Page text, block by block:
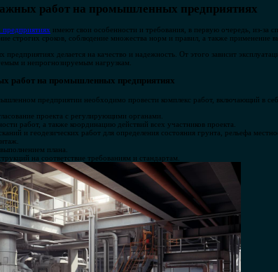
работ на промышленных предприятиях
имеют свои особенности и требования, в первую очередь, из-за
строгих сроков, соблюдение множества норм и правил, а также применение
делается на качество и надежность. От этого зависит
и непрогнозируемым нагрузкам.
работ на промышленных предприятиях
предприятии необходимо провести комплекс работ, включающий в
проекта с регулирующими органами.
работ, а также координацию действий всех участников проекта.
и геодезических работ для определения состояния грунта, рельефа
плана.
на соответствие требованиям и стандартам.